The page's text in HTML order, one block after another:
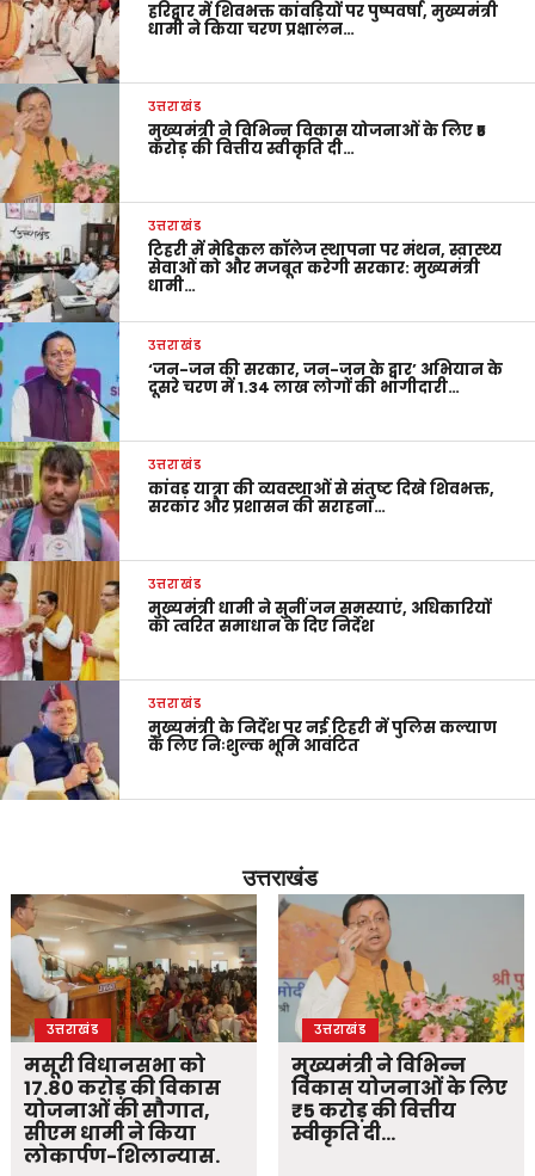
हरिद्वार में शिवभक्त कांवड़ियों पर पुष्पवर्षा, मुख्यमंत्री
धामी ने किया चरण प्रक्षालन…
उत्तराखंड
मुख्यमंत्री ने विभिन्न विकास योजनाओं के लिए ₹5
करोड़ की वित्तीय स्वीकृति दी…
उत्तराखंड
टिहरी में मेडिकल कॉलेज स्थापना पर मंथन, स्वास्थ्य
सेवाओं को और मजबूत करेगी सरकार: मुख्यमंत्री
धामी…
उत्तराखंड
‘जन-जन की सरकार, जन-जन के द्वार’ अभियान के
दूसरे चरण में 1.34 लाख लोगों की भागीदारी…
उत्तराखंड
कांवड़ यात्रा की व्यवस्थाओं से संतुष्ट दिखे शिवभक्त,
सरकार और प्रशासन की सराहना…
उत्तराखंड
मुख्यमंत्री धामी ने सुनीं जन समस्याएं, अधिकारियों
को त्वरित समाधान के दिए निर्देश
उत्तराखंड
मुख्यमंत्री के निर्देश पर नई टिहरी में पुलिस कल्याण
के लिए निःशुल्क भूमि आवंटित
उत्तराखंड
उत्तराखंड
मसूरी विधानसभा को
17.80 करोड़ की विकास
योजनाओं की सौगात,
सीएम धामी ने किया
लोकार्पण-शिलान्यास.
उत्तराखंड
मुख्यमंत्री ने विभिन्न
विकास योजनाओं के लिए
₹5 करोड़ की वित्तीय
स्वीकृति दी…